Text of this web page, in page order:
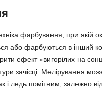
фарбування, при якій
або фарбуються в інший
ефект «вигорілих на
зачісці. Мелірування
і ледь помітним, залежно